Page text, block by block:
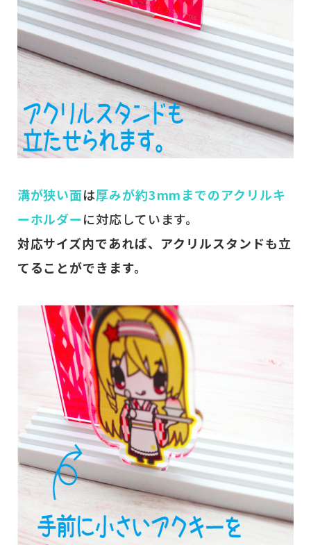
溝が狭い面は厚みが約3mmまでのアクリルキ
ーホルダーに対応しています。
対応サイズ内であれば、アクリルスタンドも立
てることができます。